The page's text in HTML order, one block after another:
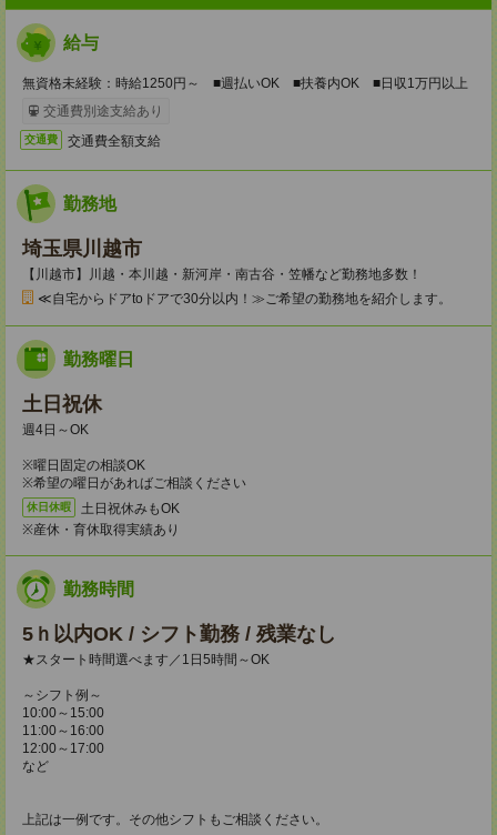
給与
無資格未経験：時給1250円～ ■週払いOK ■扶養内OK ■日収1万円以上
交通費別途支給あり
交通費 交通費全額支給
勤務地
埼玉県川越市
【川越市】川越・本川越・新河岸・南古谷・笠幡など勤務地多数！
≪自宅からドアtoドアで30分以内！≫ご希望の勤務地を紹介します。
勤務曜日
土日祝休
週4日～OK
※曜日固定の相談OK
※希望の曜日があればご相談ください
休日休暇
土日祝休みもOK
※産休・育休取得実績あり
勤務時間
5ｈ以内OK / シフト勤務 / 残業なし
★スタート時間選べます／1日5時間～OK
～シフト例～
10:00～15:00
11:00～16:00
12:00～17:00
など
上記は一例です。その他シフトもご相談ください。